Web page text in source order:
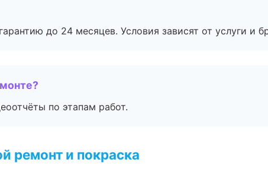
до 24 месяцев. Условия зависят от услуги и
по этапам работ.
ремонт и покраска